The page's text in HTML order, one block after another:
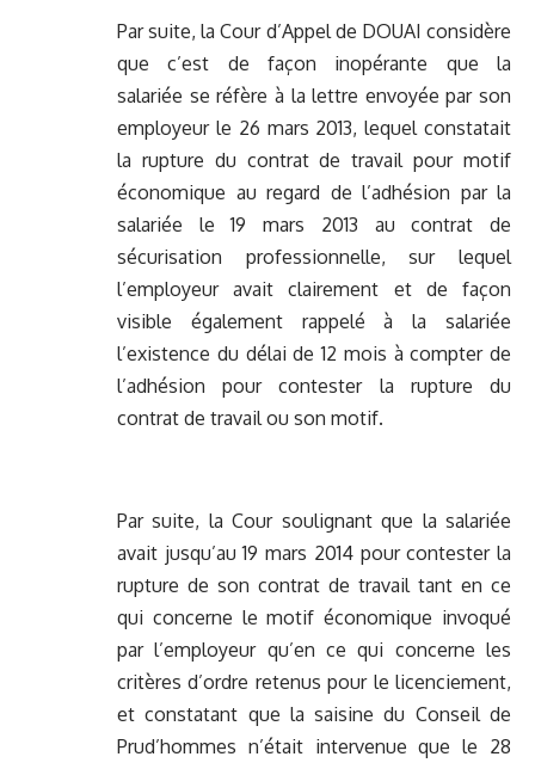
Par suite, la Cour d’Appel de DOUAI considère
que c’est de façon inopérante que la
salariée se réfère à la lettre envoyée par son
employeur le 26 mars 2013, lequel constatait
la rupture du contrat de travail pour motif
économique au regard de l’adhésion par la
salariée le 19 mars 2013 au contrat de
sécurisation professionnelle, sur lequel
l’employeur avait clairement et de façon
visible également rappelé à la salariée
l’existence du délai de 12 mois à compter de
l’adhésion pour contester la rupture du
contrat de travail ou son motif.
Par suite, la Cour soulignant que la salariée
avait jusqu’au 19 mars 2014 pour contester la
rupture de son contrat de travail tant en ce
qui concerne le motif économique invoqué
par l’employeur qu’en ce qui concerne les
critères d’ordre retenus pour le licenciement,
et constatant que la saisine du Conseil de
Prud’hommes n’était intervenue que le 28